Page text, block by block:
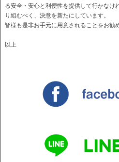
る安全・安心と利便性を提供して行かなけ
り組むべく、決意を新たにしています。
皆様も是非お手元に用意されることをお勧
以上